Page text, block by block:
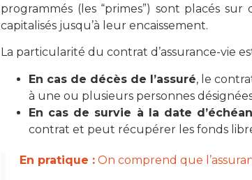
programmés (les “primes”) sont placés
capitalisés jusqu’à leur encaissement.
La particularité du contrat d’assurance-vie
En cas de décès de l’assuré, le
à une ou plusieurs personnes
En cas de survie à la date
contrat et peut récupérer les fonds
En pratique : On comprend que